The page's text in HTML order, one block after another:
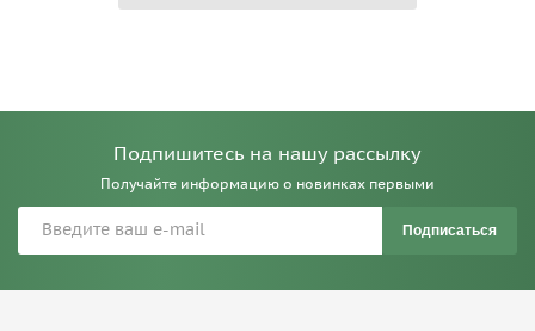
Подпишитесь на нашу рассылку
Получайте информацию о новинках первыми
Подписаться